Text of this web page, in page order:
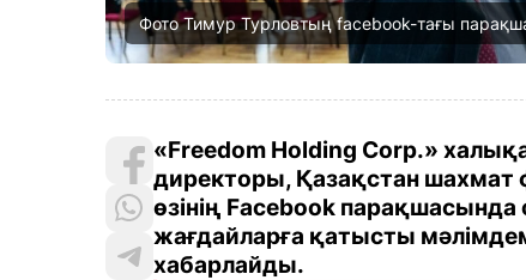
Фото Тимур Турловтың facebook-тағы
«Freedom Holding Corp.»
директоры, Қазақстан
өзінің Facebook
жағдайларға қатысты
хабарлайды.